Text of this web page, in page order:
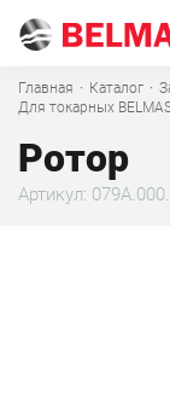
Главная · Каталог ·
Для токарных
Ротор
Артикул: